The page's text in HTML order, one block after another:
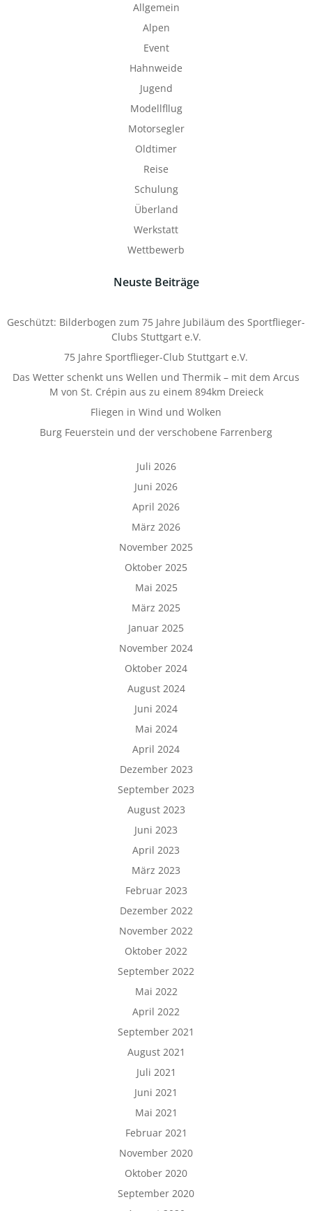
Allgemein
Alpen
Event
Hahnweide
Jugend
Modellfllug
Motorsegler
Oldtimer
Reise
Schulung
Überland
Werkstatt
Wettbewerb
Neuste Beiträge
Geschützt: Bilderbogen zum 75 Jahre Jubiläum des Sportflieger-
Clubs Stuttgart e.V.
75 Jahre Sportflieger-Club Stuttgart e.V.
Das Wetter schenkt uns Wellen und Thermik – mit dem Arcus
M von St. Crépin aus zu einem 894km Dreieck
Fliegen in Wind und Wolken
Burg Feuerstein und der verschobene Farrenberg
Juli 2026
Juni 2026
April 2026
März 2026
November 2025
Oktober 2025
Mai 2025
März 2025
Januar 2025
November 2024
Oktober 2024
August 2024
Juni 2024
Mai 2024
April 2024
Dezember 2023
September 2023
August 2023
Juni 2023
April 2023
März 2023
Februar 2023
Dezember 2022
November 2022
Oktober 2022
September 2022
Mai 2022
April 2022
September 2021
August 2021
Juli 2021
Juni 2021
Mai 2021
Februar 2021
November 2020
Oktober 2020
September 2020